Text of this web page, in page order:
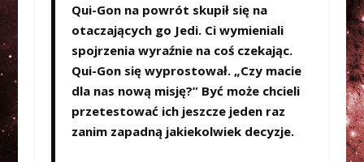
Qui-Gon na powrót skupił się na
otaczających go Jedi. Ci wymieniali
spojrzenia wyraźnie na coś czekając.
Qui-Gon się wyprostował. „Czy macie
dla nas nową misję?” Być może chcieli
przetestować ich jeszcze jeden raz
zanim zapadną jakiekolwiek decyzje.